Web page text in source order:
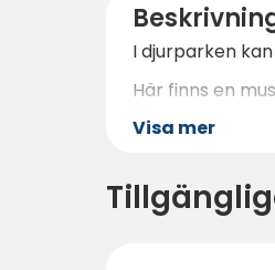
I djurparken
Här finns en
Visa mer